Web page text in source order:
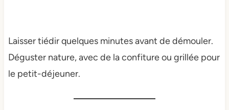
Laisser tiédir quelques minutes avant de démouler.
Déguster nature, avec de la confiture ou grillée pour
le petit-déjeuner.